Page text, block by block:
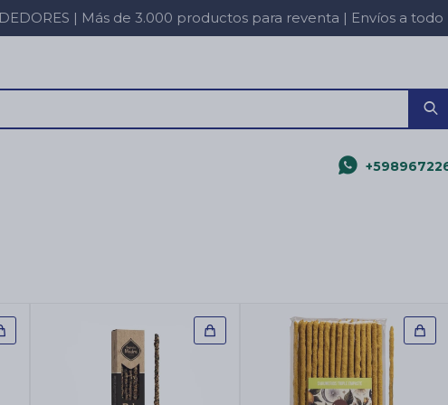
| Más de 3.000 productos para reventa | Envíos a